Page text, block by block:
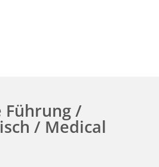
Führung /
/ Medical